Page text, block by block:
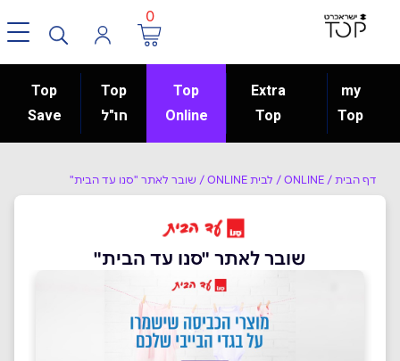
0
Top
Save
Top
חו"ל
Top
Online
Extra
Top
my
Top
דף הבית /
ONLINE
/ לבית ONLINE / שובר לאתר "סנו עד הבית"
שובר לאתר "סנו עד הבית"